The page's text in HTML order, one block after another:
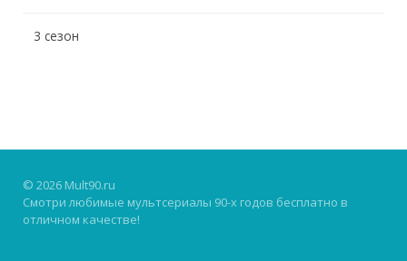
3 сезон
© 2026 Mult90.ru
Смотри любимые мультсериалы 90-х годов бесплатно в
отличном качестве!